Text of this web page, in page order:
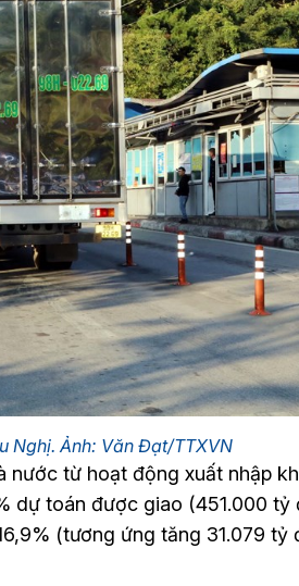
Nghị. Ảnh: Văn Đạt/TTXVN
nước từ hoạt động xuất nhập
dự toán được giao (451.000 tỷ
(tương ứng tăng 31.079 tỷ